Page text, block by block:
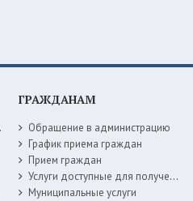
ГРАЖДАНАМ
Обращение в администрацию
График приема граждан
Прием граждан
Услуги доступные для получения в электронной форме
Муниципальные услуги